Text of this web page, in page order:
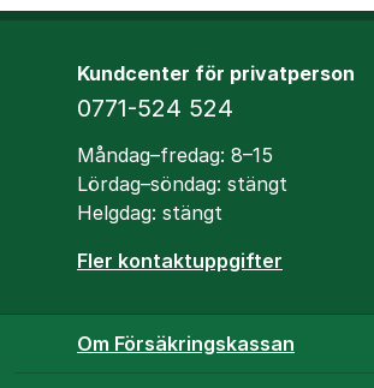
Kundcenter för privatperson
Telefon
0771-524 524
Öppettider
Måndag–fredag: 8–15
Lördag–söndag: stängt
Helgdag: stängt
Fler kontaktuppgifter
Om Försäkringskassan